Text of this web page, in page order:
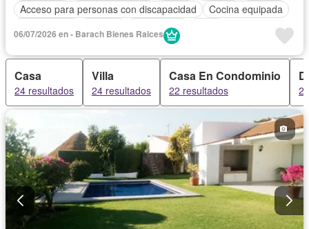
Acceso para personas con discapacidad
Cocina equipada
Electricidad
Zonas verdes Recámara con closet
06/07/2026 en - Barach Bienes Raices
Casa
24 resultados
Villa
24 resultados
Casa En Condominio
22 resultados